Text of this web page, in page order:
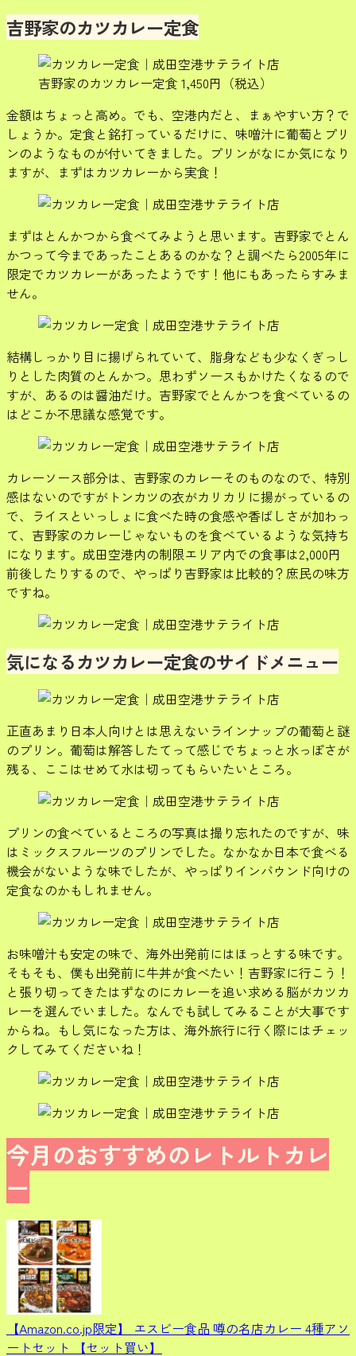
吉野家のカツカレー定食
吉野家のカツカレー定食 1,450円（税込）
金額はちょっと高め。でも、空港内だと、まぁやすい方？で
しょうか。定食と銘打っているだけに、味噌汁に葡萄とプリ
ンのようなものが付いてきました。プリンがなにか気になり
ますが、まずはカツカレーから実食！
まずはとんかつから食べてみようと思います。吉野家でとん
かつって今まであったことあるのかな？と調べたら2005年に
限定でカツカレーがあったようです！他にもあったらすみま
せん。
結構しっかり目に揚げられていて、脂身なども少なくぎっし
りとした肉質のとんかつ。思わずソースもかけたくなるので
すが、あるのは醤油だけ。吉野家でとんかつを食べているの
はどこか不思議な感覚です。
カレーソース部分は、吉野家のカレーそのものなので、特別
感はないのですがトンカツの衣がカリカリに揚がっているの
で、ライスといっしょに食べた時の食感や香ばしさが加わっ
て、吉野家のカレーじゃないものを食べているような気持ち
になります。成田空港内の制限エリア内での食事は2,000円
前後したりするので、やっぱり吉野家は比較的？庶民の味方
ですね。
気になるカツカレー定食のサイドメニュー
正直あまり日本人向けとは思えないラインナップの葡萄と謎
のプリン。葡萄は解答したてって感じでちょっと水っぽさが
残る、ここはせめて水は切ってもらいたいところ。
プリンの食べているところの写真は撮り忘れたのですが、味
はミックスフルーツのプリンでした。なかなか日本で食べる
機会がないような味でしたが、やっぱりインバウンド向けの
定食なのかもしれません。
お味噌汁も安定の味で、海外出発前にはほっとする味です。
そもそも、僕も出発前に牛丼が食べたい！吉野家に行こう！
と張り切ってきたはずなのにカレーを追い求める脳がカツカ
レーを選んでいました。なんでも試してみることが大事です
からね。もし気になった方は、海外旅行に行く際にはチェッ
クしてみてくださいね！
今月のおすすめのレトルトカレ
ー
【Amazon.co.jp限定】 エスビー食品 噂の名店カレー 4種アソ
ートセット 【セット買い】